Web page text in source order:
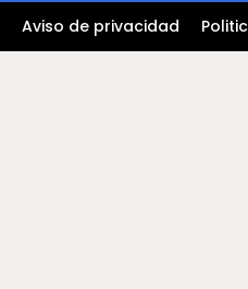
Aviso de privacidad